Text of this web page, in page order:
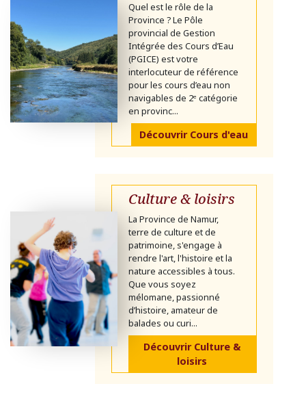
Quel est le rôle de la
Province ? Le Pôle
provincial de Gestion
Intégrée des Cours d’Eau
(PGICE) est votre
interlocuteur de référence
pour les cours d’eau non
navigables de 2ᵉ catégorie
en provinc...
Découvrir Cours d'eau
Culture & loisirs
La Province de Namur,
terre de culture et de
patrimoine, s'engage à
rendre l'art, l'histoire et la
nature accessibles à tous.
Que vous soyez
mélomane, passionné
d’histoire, amateur de
balades ou curi...
Découvrir Culture &
loisirs